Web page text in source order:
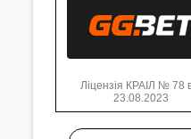
Ліцензія КРАІЛ № 78
23.08.2023